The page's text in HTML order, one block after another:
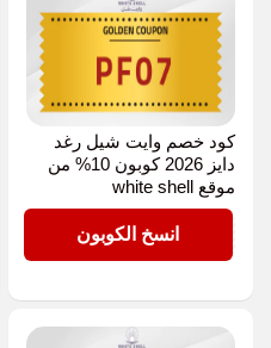
كود خصم وايت شيل رغد
دايز 2026 كوبون 10% من
موقع white shell
PF07انسخ الكوبون